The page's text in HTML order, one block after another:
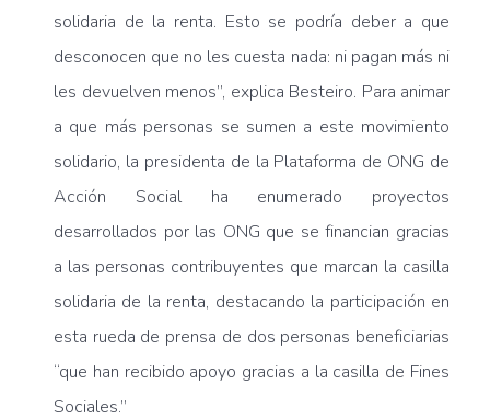
solidaria de la renta. Esto se podría deber a que
desconocen que no les cuesta nada: ni pagan más ni
les devuelven menos”, explica Besteiro. Para animar
a que más personas se sumen a este movimiento
solidario, la presidenta de la Plataforma de ONG de
Acción Social ha enumerado proyectos
desarrollados por las ONG que se financian gracias
a las personas contribuyentes que marcan la casilla
solidaria de la renta, destacando la participación en
esta rueda de prensa de dos personas beneficiarias
“que han recibido apoyo gracias a la casilla de Fines
Sociales.”